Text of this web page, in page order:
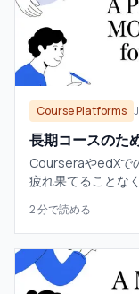
Course Platforms
長期コースのた
CourseraやedXで
疲れ果てることな
2分で読める